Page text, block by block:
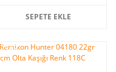
SEPETE EKLE
%10